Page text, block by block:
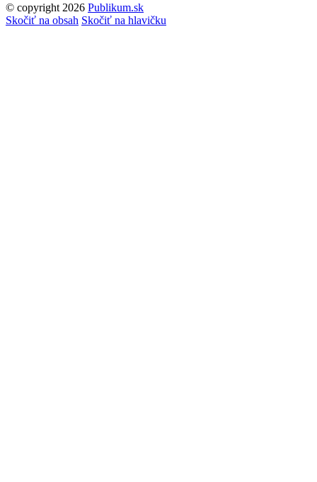
© copyright 2026 Publikum.sk
Tvorba stránok: Enjoy
Skočiť na obsah Skočiť na hlavičku